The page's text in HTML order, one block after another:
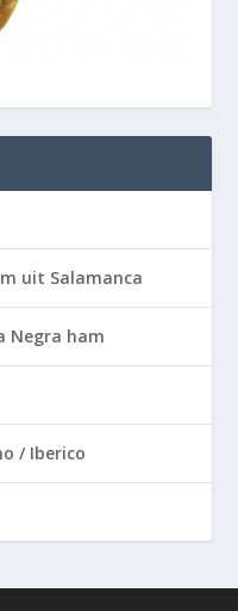
uit Salamanca
Negra ham
/ Iberico